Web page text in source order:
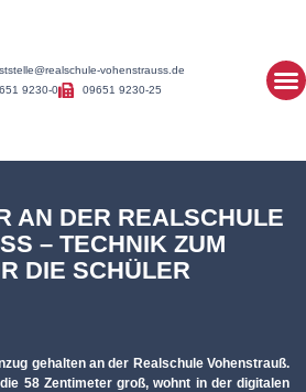
vohenstrauss.de
9230-0
09651 9230-25
AN DER REALSCHULE
– TECHNIK ZUM A
DIE SCHÜLER
gehalten an der Realschule Vohenstrauß.
58 Zentimeter groß, wohnt in der digitalen